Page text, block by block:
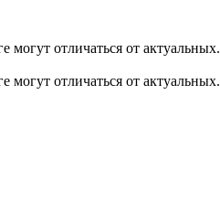
могут отличаться от актуальных.
могут отличаться от актуальных.